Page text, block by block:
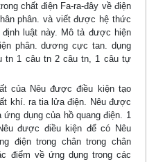
chất điện Fa-ra-đây về điện
phân. và viết được hệ thức
luật này. Mô tả được hiện
phân. dương cực tan. dụng
tn 1 câu tn 2 câu tn, 1 câu tự
của Nêu được điều kiện tạo
khí. ra tia lửa điện. Nêu được
dụng của hồ quang điện. 1
được điều kiện để có Nêu
điện trong chân trong chân
điểm về ứng dụng trong các